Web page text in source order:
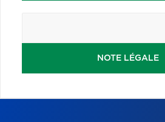
NOTE LÉGALE